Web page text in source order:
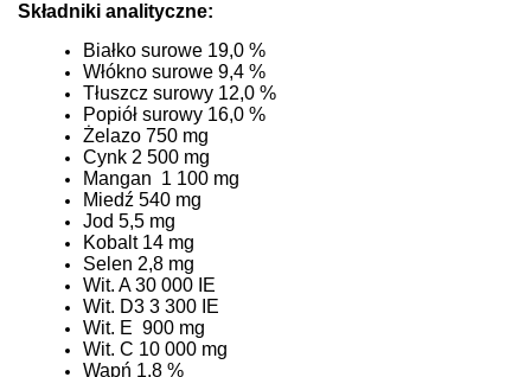
Składniki analityczne:
Białko surowe 19,0 %
Włókno surowe 9,4 %
Tłuszcz surowy 12,0 %
Popiół surowy 16,0 %
Żelazo 750 mg
Cynk 2 500 mg
Mangan 1 100 mg
Miedź 540 mg
Jod 5,5 mg
Kobalt 14 mg
Selen 2,8 mg
Wit. A 30 000 IE
Wit. D3 3 300 IE
Wit. E 900 mg
Wit. C 10 000 mg
Wapń 1,8 %